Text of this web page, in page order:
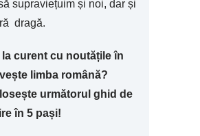
supraviețuim și noi, dar și
dragă.
curent cu noutățile în
limba română?
următorul ghid de
în 5 pași!